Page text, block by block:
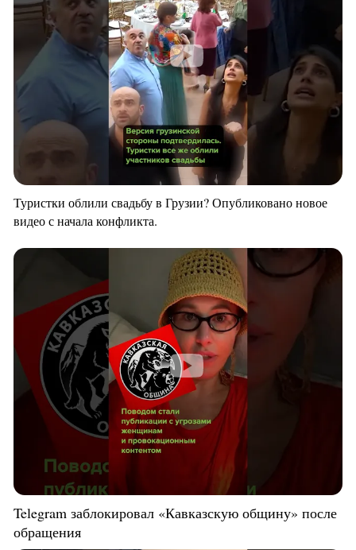
Туристки облили свадьбу в Грузии? Опубликовано новое
видео с начала конфликта.
Telegram заблокировал «Кавказскую общину» после
обращения